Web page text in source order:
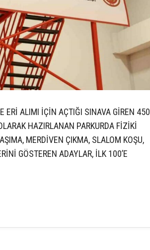
ERİ ALIMI İÇİN AÇTIĞI SINAVA GİREN 450
HAZIRLANAN PARKURDA FİZİKİ
MERDİVEN ÇIKMA, SLALOM KOŞU,
GÖSTEREN ADAYLAR, İLK 100’E